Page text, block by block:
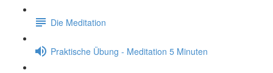
Die Meditation
Praktische Übung - Meditation 5 Minuten